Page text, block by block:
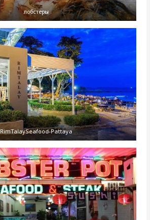
лобстеры
RimTalaySeafood-Pattaya